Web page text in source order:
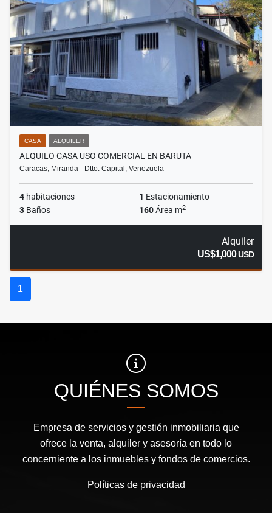
CASA ALQUILER
ALQUILO CASA USO COMERCIAL EN BARUTA
Caracas, Miranda - Dtto. Capital, Venezuela
4 habitaciones 1 Estacionamiento
3 Baños 160Área m2
Alquiler
US$1,000USD
1
QUIÉNES SOMOS
Empresa de servicios y gestión inmobiliaria que
ofrece la venta, alquiler y asesoría en todo lo
concerniente a los inmuebles y fondos de comercios.
Políticas de privacidad